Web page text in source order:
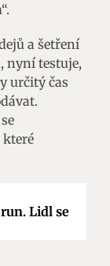
a šetření
nyní testuje,
určitý čas
které
Lidl se